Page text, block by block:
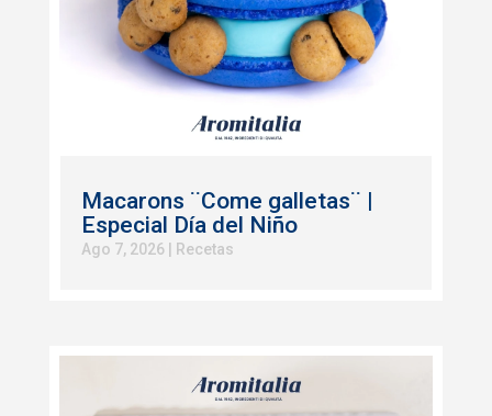
Macarons ¨Come galletas¨ |
Especial Día del Niño
Ago 7, 2026| Recetas